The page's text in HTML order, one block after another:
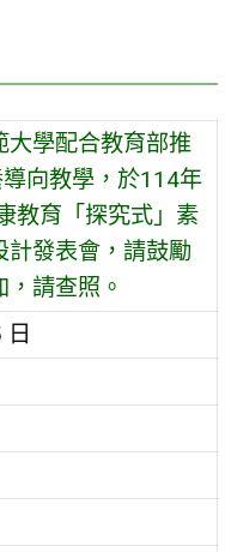
大學配合教育部推
向教學，於114年
教育「探究式」素
計發表會，請鼓勵
請查照。